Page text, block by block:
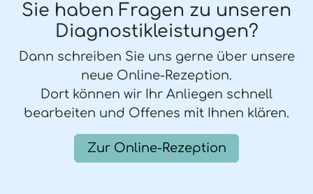
Sie haben Fragen zu unseren
Diagnostikleistungen?
Dann schreiben Sie uns gerne über unsere
neue Online-Rezeption.
Dort können wir Ihr Anliegen schnell
bearbeiten und Offenes mit Ihnen klären.
Zur Online-Rezeption